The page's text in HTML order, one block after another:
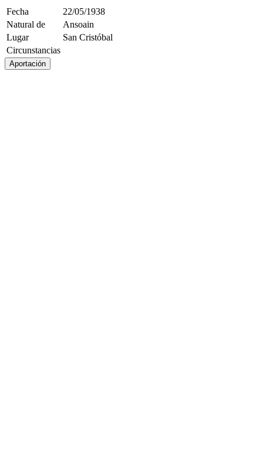
Fecha
22/05/1938
Natural de
Ansoain
Lugar
San Cristóbal
Circunstancias